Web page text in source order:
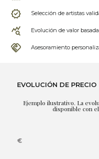
Selección de artistas
Evolución de valor
Asesoramiento
EVOLUCIÓN DE PRECIO
Ejemplo ilustrativo. La
disponible con